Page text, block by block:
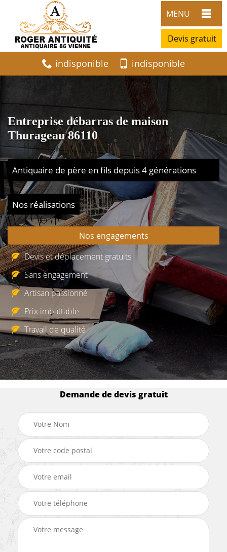
MENU
Devis gratuit
indisponible indisponible
Entreprise débarras de maison
Thurageau 86110
Antiquaire de père en fils depuis 4 générations
Nos réalisations
Nos engagements
Devis et déplacement gratuits
Sans engagement
Artisan passionné
Prix imbattable
Travail de qualité
Demande de devis gratuit